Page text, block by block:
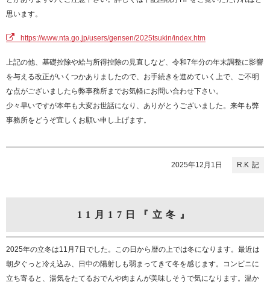
思います。
https://www.nta.go.jp/users/gensen/2025tsukin/index.htm
上記の他、基礎控除や給与所得控除の見直しなど、令和7年分の年末調整に影響
を与える改正がいくつかありましたので、お手続きを進めていく上で、ご不明
な点がございましたら弊事務所までお気軽にお問い合わせ下さい。
少々早いですが本年も大変お世話になり、ありがとうございました。来年も弊
事務所をどうぞ宜しくお願い申し上げます。
R.K
2025年12月1日
11月17日『立冬』
2025年の立冬は11月7日でした。この日から暦の上では冬になります。最近は
朝夕ぐっと冷え込み、日中の陽射しも弱まってきて冬を感じます。コンビニに
立ち寄ると、湯気をたてるおでんや肉まんが美味しそうで気になります。温か